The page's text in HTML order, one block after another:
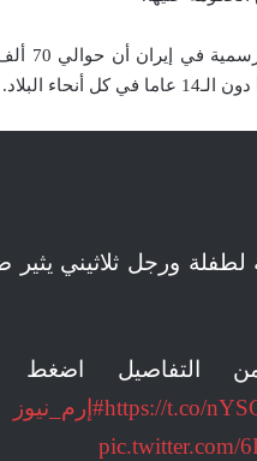
وتفيد
البلاد.
لطفلة ورجل ثلاثيني يثير
التفاصيل اضغط
https://t.co/#إرم_نيوز
pic.twitter.com/